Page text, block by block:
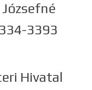
3393
Hivatal